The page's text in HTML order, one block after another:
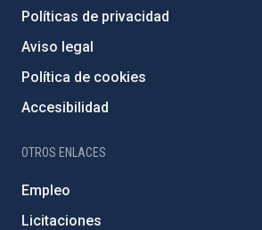
Políticas de privacidad
Aviso legal
Política de cookies
Accesibilidad
OTROS ENLACES
Empleo
Licitaciones